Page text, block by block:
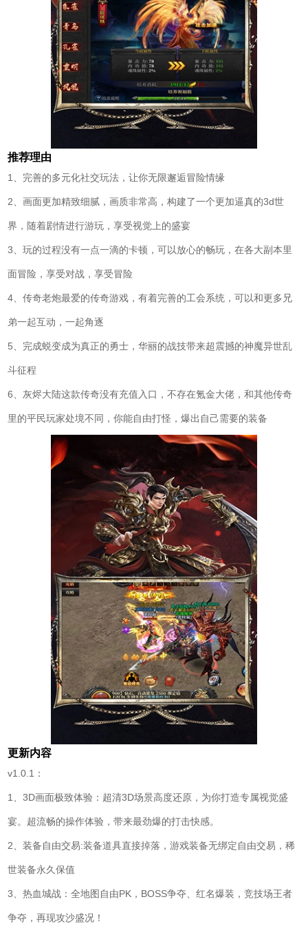
推荐理由
1、完善的多元化社交玩法，让你无限邂逅冒险情缘
2、画面更加精致细腻，画质非常高，构建了一个更加逼真的3d世
界，随着剧情进行游玩，享受视觉上的盛宴
3、玩的过程没有一点一滴的卡顿，可以放心的畅玩，在各大副本里
面冒险，享受对战，享受冒险
4、传奇老炮最爱的传奇游戏，有着完善的工会系统，可以和更多兄
弟一起互动，一起角逐
5、完成蜕变成为真正的勇士，华丽的战技带来超震撼的神魔异世乱
斗征程
6、灰烬大陆这款传奇没有充值入口，不存在氪金大佬，和其他传奇
里的平民玩家处境不同，你能自由打怪，爆出自己需要的装备
更新内容
v1.0.1：
1、3D画面极致体验：超清3D场景高度还原，为你打造专属视觉盛
宴。超流畅的操作体验，带来最劲爆的打击快感。
2、装备自由交易:装备道具直接掉落，游戏装备无绑定自由交易，稀
世装备永久保值
3、热血城战：全地图自由PK，BOSS争夺、红名爆装，竞技场王者
争夺，再现攻沙盛况！